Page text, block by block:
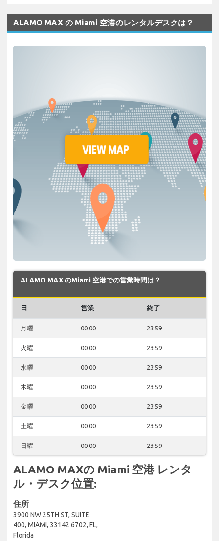
ALAMO MAX の Miami 空港のレンタルデスクは？
ALAMO MAX のMiami 空港での営業時間は？
日 営業 終了
月曜 00:00 23:59
火曜 00:00 23:59
水曜 00:00 23:59
木曜 00:00 23:59
金曜 00:00 23:59
土曜 00:00 23:59
日曜 00:00 23:59
ALAMO MAXの Miami 空港 レンタ
ル・デスク位置:
住所
3900 NW 25TH ST, SUITE
400, MIAMI, 33142 6702, FL,
Florida